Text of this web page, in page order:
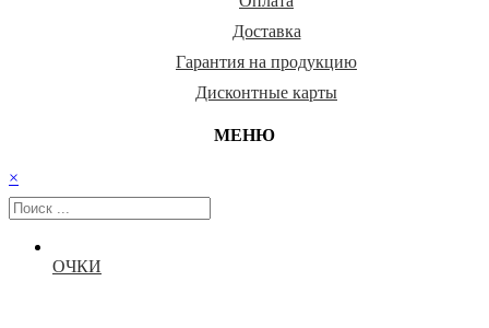
Доставка
Гарантия на продукцию
Дисконтные карты
МЕНЮ
×
ОЧКИ